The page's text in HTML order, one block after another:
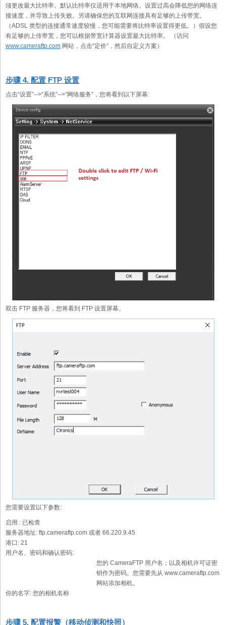
须更改最大比特率。默认比特率仅适用于本地网络。设置过高会降低您的网络连
接速度，并导致上传失败。另请确保您的互联网连接具有足够的上传带宽。
（ADSL 类型的连接通常速度较慢，您可能需要将比特率设置得更低。）假设您
有足够的上传带宽，您可以根据带宽计算器设置最大比特率。 （访问
www.cameraftp.com 网站，点击“定价”，然后自定义方案）
步骤 4. 配置 FTP 设置
点击“设置”-->“系统”-->“网络服务”，您将看到以下屏幕:
双击 FTP 服务器，您将看到 FTP 设置屏幕。
您需要设置以下参数:
启用 : 已检查
服务器地址: ftp.cameraftp.com 或者 66.220.9.45
港口: 21
用户名、密码和确认密码:
您的 CameraFTP 用户名；以及相机许可证密
钥作为密码。您需要先从 www.cameraftp.com
网站添加相机。
你的名字: 您的相机名称
步骤 5. 配置报警（移动侦测和快照）